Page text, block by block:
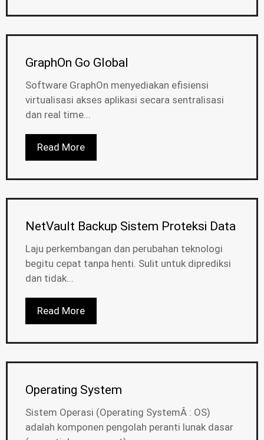
GraphOn Go Global
Software GraphOn menyediakan efisiensi
virtualisasi akses aplikasi secara sentralisasi
dan real time...
Read More
NetVault Backup Sistem Proteksi Data
Laju perkembangan dan perubahan teknologi
begitu cepat tanpa henti. Sulit untuk diprediksi
dan tidak...
Read More
Operating System
Sistem Operasi (Operating SystemÂ : OS)
adalah komponen pengolah peranti lunak dasar